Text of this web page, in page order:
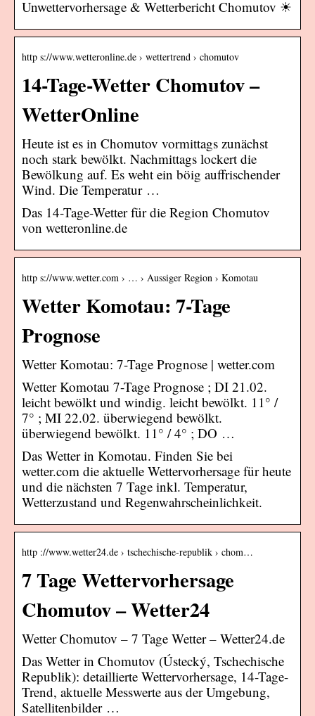
Unwettervorhersage & Wetterbericht Chomutov ☀
http s://www.wetteronline.de › wettertrend › chomutov
14-Tage-Wetter Chomutov –
WetterOnline
Heute ist es in Chomutov vormittags zunächst
noch stark bewölkt. Nachmittags lockert die
Bewölkung auf. Es weht ein böig auffrischender
Wind. Die Temperatur …
Das 14-Tage-Wetter für die Region Chomutov
von wetteronline.de
http s://www.wetter.com › … › Aussiger Region › Komotau
Wetter Komotau: 7-Tage
Prognose
Wetter Komotau: 7-Tage Prognose | wetter.com
Wetter Komotau 7-Tage Prognose ; DI 21.02.
leicht bewölkt und windig. leicht bewölkt. 11° /
7° ; MI 22.02. überwiegend bewölkt.
überwiegend bewölkt. 11° / 4° ; DO …
Das Wetter in Komotau. Finden Sie bei
wetter.com die aktuelle Wettervorhersage für heute
und die nächsten 7 Tage inkl. Temperatur,
Wetterzustand und Regenwahrscheinlichkeit.
http ://www.wetter24.de › tschechische-republik › chom…
7 Tage Wettervorhersage
Chomutov – Wetter24
Wetter Chomutov – 7 Tage Wetter – Wetter24.de
Das Wetter in Chomutov (Ústecký, Tschechische
Republik): detaillierte Wettervorhersage, 14-Tage-
Trend, aktuelle Messwerte aus der Umgebung,
Satellitenbilder …